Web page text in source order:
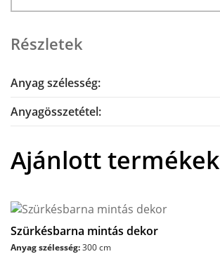
Részletek
Anyag szélesség:
Anyagösszetétel:
Ajánlott termékek
Szürkésbarna mintás dekor
Anyag szélesség:300 cm